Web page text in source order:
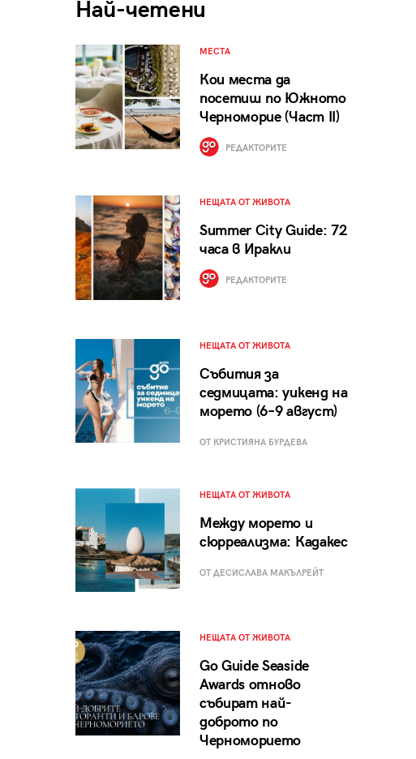
Най-четени
МЕСТА
Кои места да
посетиш по Южното
Черноморие (Част II)
РЕДАКТОРИТЕ
НЕЩАТА ОТ ЖИВОТА
Summer City Guide: 72
часа в Иракли
РЕДАКТОРИТЕ
НЕЩАТА ОТ ЖИВОТА
Събития за
седмицата: уикенд на
морето (6–9 август)
ОТ КРИСТИЯНА БУРДЕВА
НЕЩАТА ОТ ЖИВОТА
Между морето и
сюрреализма: Кадакес
ОТ ДЕСИСЛАВА МАКЪЛРЕЙТ
НЕЩАТА ОТ ЖИВОТА
Go Guide Seaside
Awards отново
събират най-
доброто по
Черноморието